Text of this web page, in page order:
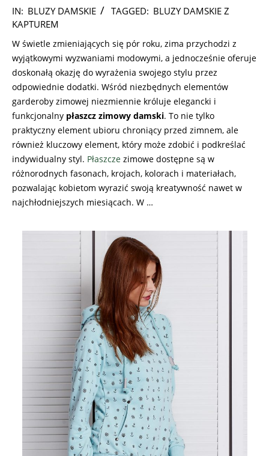
2024-
01-
IN: BLUZY DAMSKIE TAGGED: BLUZY DAMSKIE Z
KAPTUREM
W świetle zmieniających się pór roku, zima przychodzi z
wyjątkowymi wyzwaniami modowymi, a jednocześnie oferuje
doskonałą okazję do wyrażenia swojego stylu przez
odpowiednie dodatki. Wśród niezbędnych elementów
garderoby zimowej niezmiennie króluje elegancki i
funkcjonalny płaszcz zimowy damski. To nie tylko
praktyczny element ubioru chroniący przed zimnem, ale
również kluczowy element, który może zdobić i podkreślać
indywidualny styl. Płaszcze zimowe dostępne są w
różnorodnych fasonach, krojach, kolorach i materiałach,
pozwalając kobietom wyrazić swoją kreatywność nawet w
najchłodniejszych miesiącach. W …